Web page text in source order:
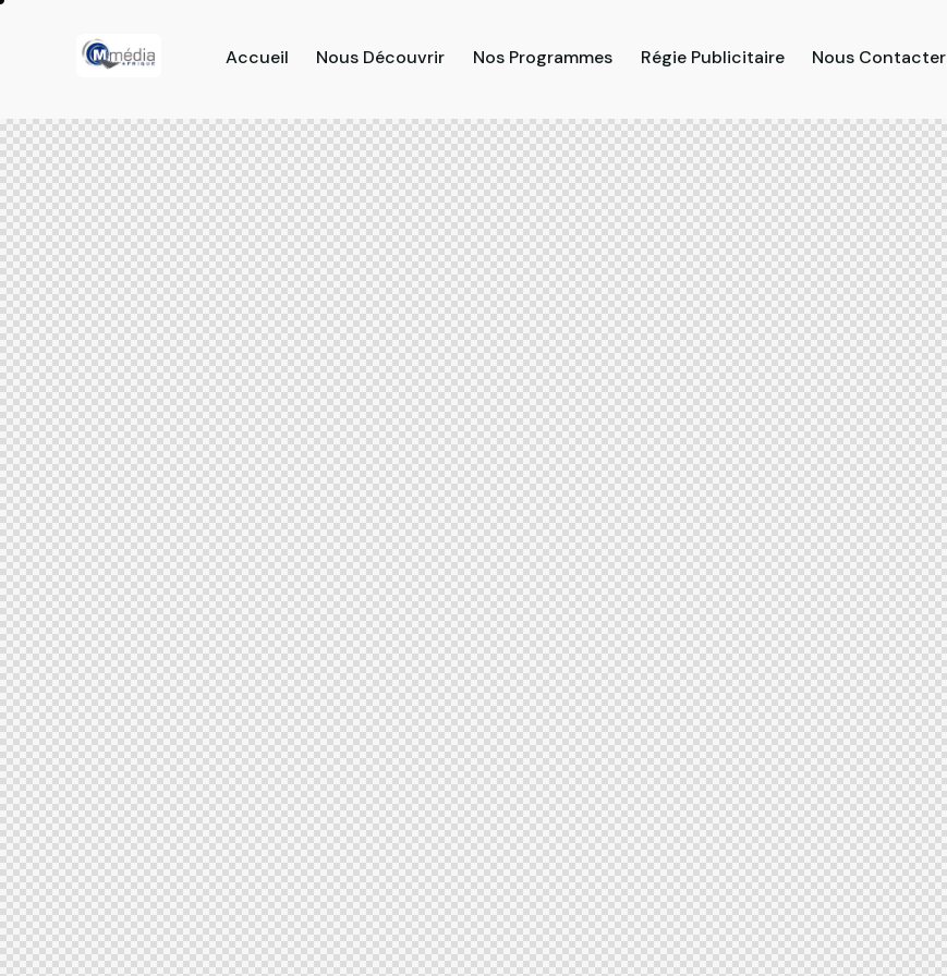
Accueil Nous Découvrir Nos Programmes Régie Publicitaire Nous Contacter
Accueil Nous Découvrir Nos Programmes Régie Publicitaire Nous Contacter